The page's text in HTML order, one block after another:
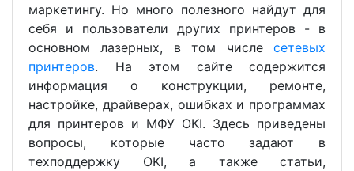
маркетингу. Но много полезного найдут для
себя и пользователи других принтеров - в
основном лазерных, в том числе сетевых
принтеров. На этом сайте содержится
информация о конструкции, ремонте,
настройке, драйверах, ошибках и программах
для принтеров и МФУ OKI. Здесь приведены
вопросы, которые часто задают в
техподдержку OKI, а также статьи,